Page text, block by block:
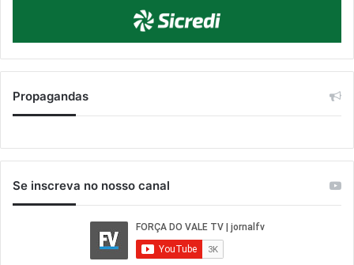
Propagandas
Se inscreva no nosso canal